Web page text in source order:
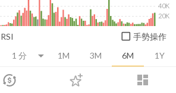
dashboard
登入
1M 3M 6M 1Y
20K
40K
RSI 手勢操作
消息面 財務報